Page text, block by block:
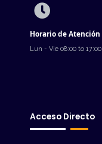
Horario de Atención
Lun - Vie 08:00 to 17:00
Acceso Directo